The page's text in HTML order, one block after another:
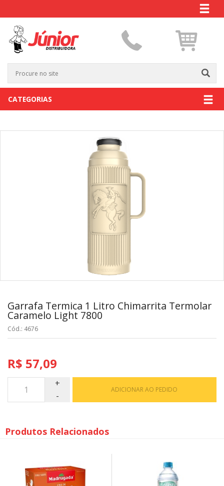
CATEGORIAS
Garrafa Termica 1 Litro Chimarrita Termolar
Caramelo Light 7800
Cód.: 4676
R$ 57,09
ADICIONAR AO PEDIDO
Produtos Relacionados